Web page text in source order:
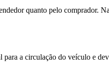
quanto pelo comprador. Na
a circulação do veículo e